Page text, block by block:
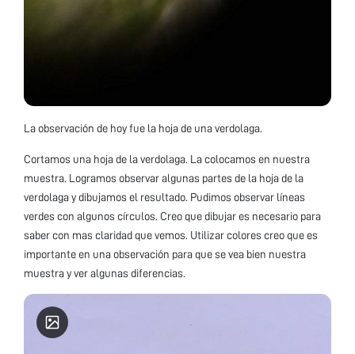
La observación de hoy fue la hoja de una verdolaga.
Cortamos una hoja de la verdolaga. La colocamos en nuestra
muestra. Logramos observar algunas partes de la hoja de la
verdolaga y dibujamos el resultado. Pudimos observar líneas
verdes con algunos círculos. Creo que dibujar es necesario para
saber con mas claridad que vemos. Utilizar colores creo que es
importante en una observación para que se vea bien nuestra
muestra y ver algunas diferencias.